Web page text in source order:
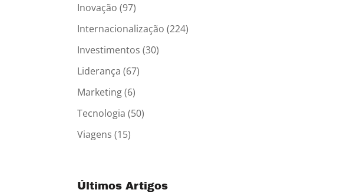
Inovação (97)
Internacionalização (224)
Investimentos (30)
Liderança (67)
Marketing(6)
Tecnologia (50)
Viagens (15)
Últimos Artigos